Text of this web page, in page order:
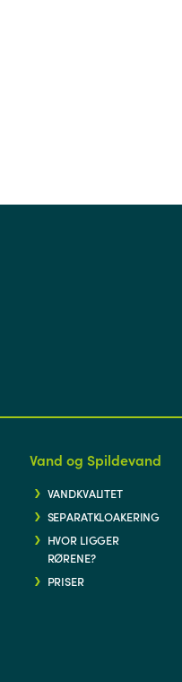
Vand og Spildevand
VANDKVALITET
SEPARATKLOAKERING
HVOR LIGGER
RØRENE?
PRISER